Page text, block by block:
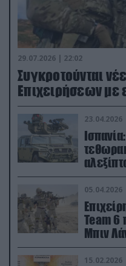
29.07.2026 | 22:02
Συγκροτούνται
Επιχειρήσεων
23.04.2026
ορμή
05.04.2026
Team 6
Μπιν
15.02.2026